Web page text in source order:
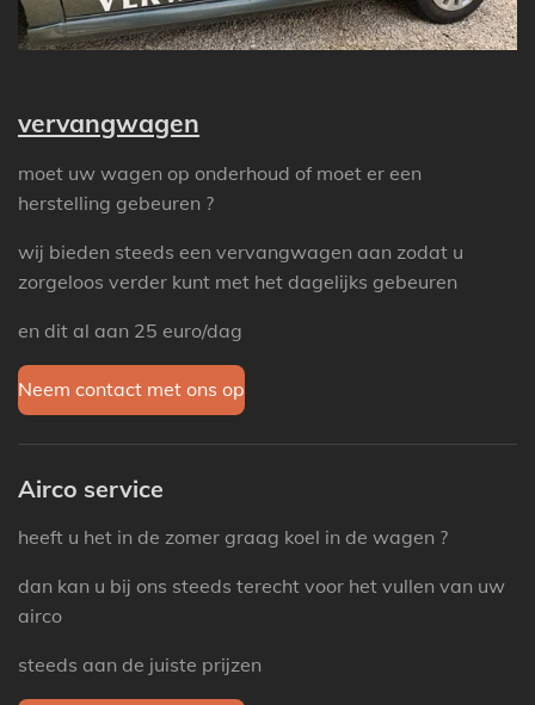
vervangwagen
moet uw wagen op onderhoud of moet er een
herstelling gebeuren ?
wij bieden steeds een vervangwagen aan zodat u
zorgeloos verder kunt met het dagelijks gebeuren
en dit al aan 25 euro/dag
Neem contact met ons op
Airco service
heeft u het in de zomer graag koel in de wagen ?
dan kan u bij ons steeds terecht voor het vullen van uw
airco
steeds aan de juiste prijzen